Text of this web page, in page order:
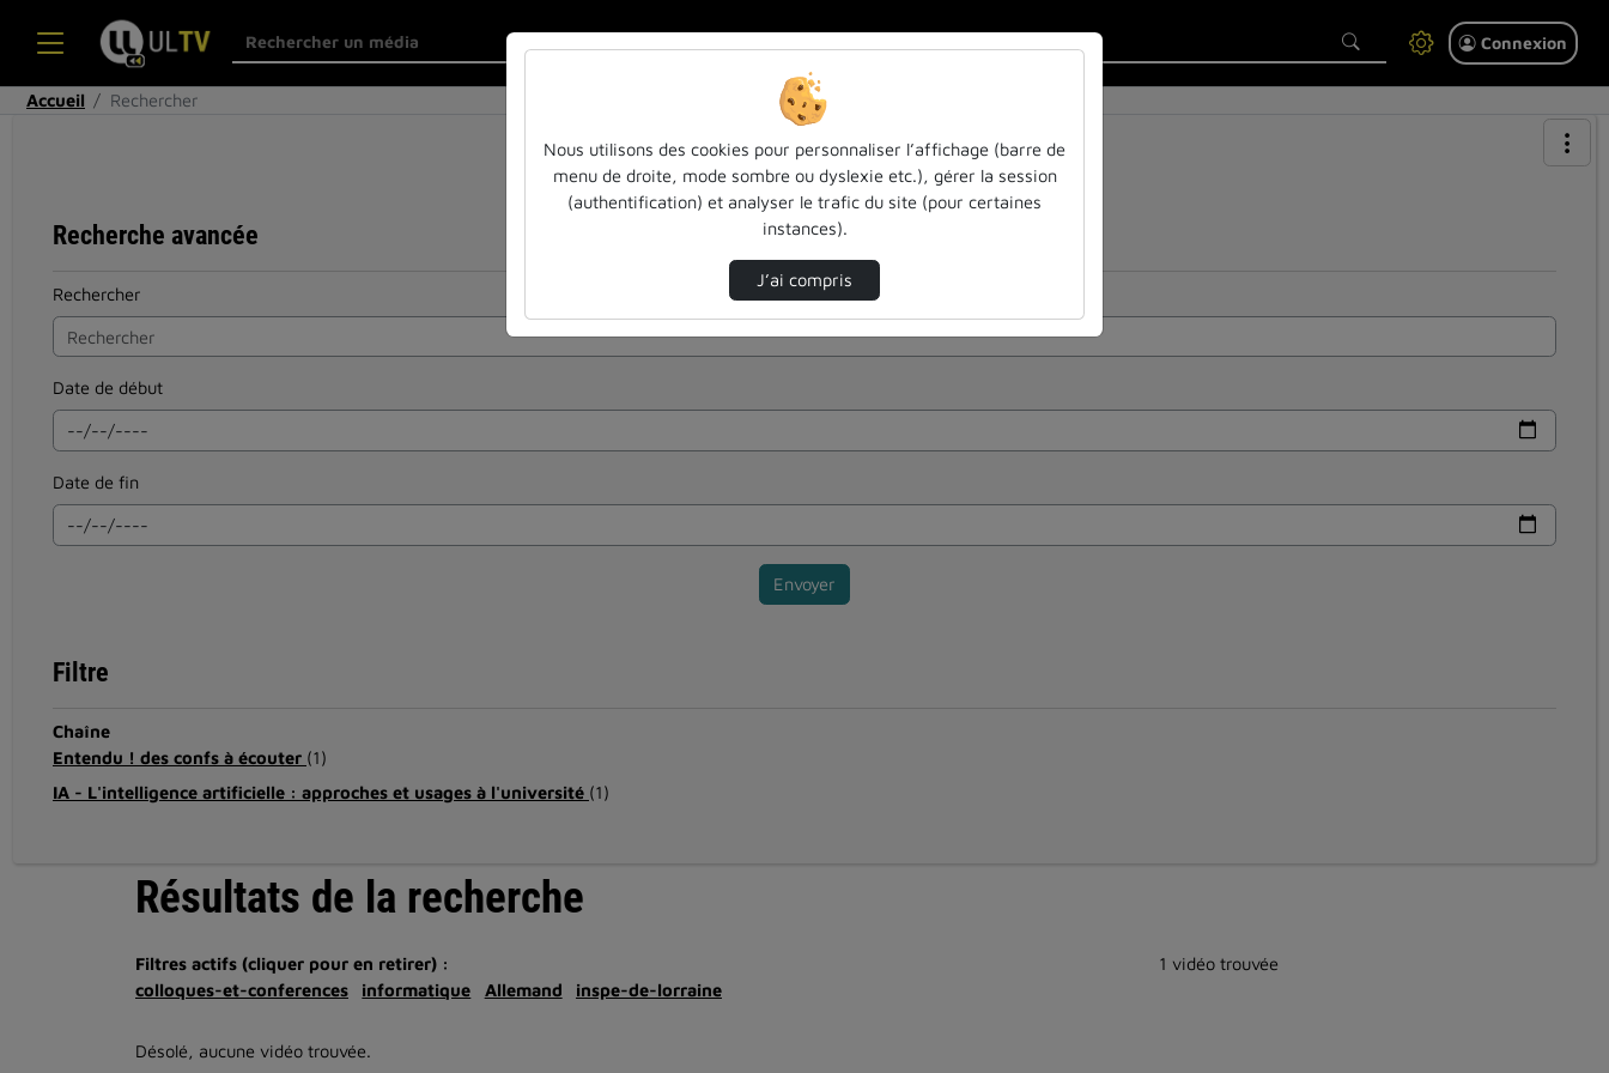
Connexion
Accueil Rechercher
Recherche avancée
Rechercher
Date de début
Date de fin
Envoyer
Filtre
Chaîne
Entendu ! des confs à écouter (1)
IA - L'intelligence artificielle : approches et usages à l'université (1)
Résultats de la recherche
Filtres actifs (cliquer pour en retirer) :
colloques-et-conferences
informatique Allemand inspe-de-lorraine
1 vidéo trouvée
Désolé, aucune vidéo trouvée.
Nous utilisons des cookies pour personnaliser l’affichage (barre de
menu de droite, mode sombre ou dyslexie etc.), gérer la session
(authentification) et analyser le trafic du site (pour certaines
instances).
J’ai compris